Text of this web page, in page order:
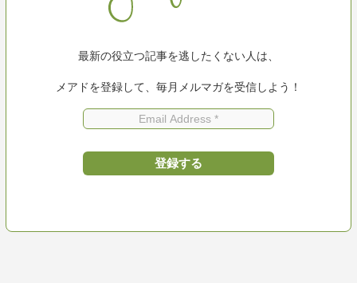
最新の役立つ記事を逃したくない人は、
メアドを登録して、毎月メルマガを受信しよう！